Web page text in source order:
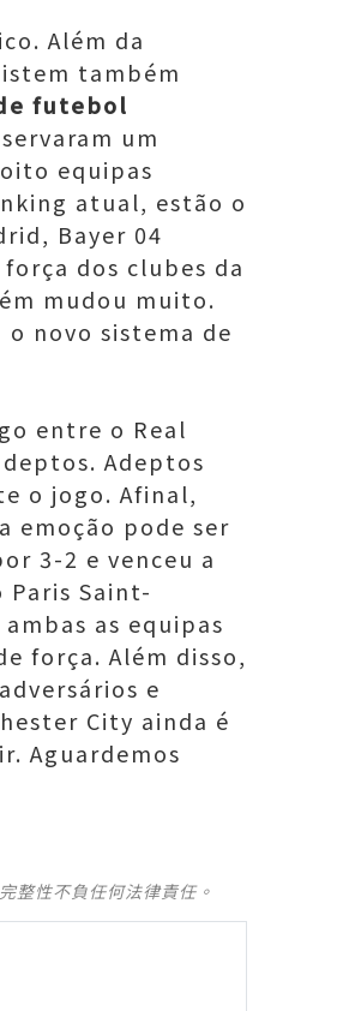
Além da
também
futebol
um
equipas
atual, estão o
Bayer 04
dos clubes da
mudou muito.
novo sistema de
entre o Real
Adeptos
o jogo. Afinal,
emoção pode ser
3-2 e venceu a
Saint-
as equipas
força. Além disso,
e
City ainda é
Aguardemos
整性不負任何法律責任。